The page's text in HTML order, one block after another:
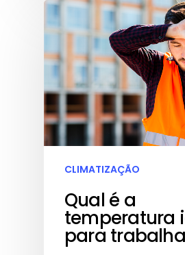
CLIMATIZAÇÃO
Qual é a
temperatura
para